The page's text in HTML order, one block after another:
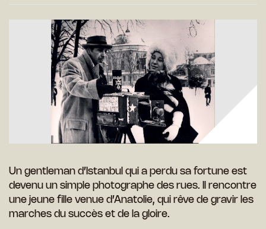
Un gentleman d’Istanbul qui a perdu sa fortune est
devenu un simple photographe des rues. Il rencontre
une jeune fille venue d’Anatolie, qui rêve de gravir les
marches du succès et de la gloire.